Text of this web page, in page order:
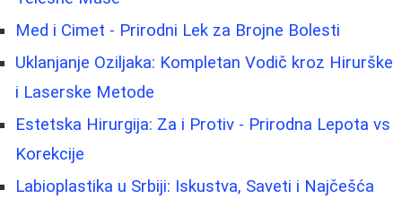
Med i Cimet - Prirodni Lek za Brojne Bolesti
Uklanjanje Oziljaka: Kompletan Vodič kroz Hirurške
i Laserske Metode
Estetska Hirurgija: Za i Protiv - Prirodna Lepota vs
Korekcije
Labioplastika u Srbiji: Iskustva, Saveti i Najčešća